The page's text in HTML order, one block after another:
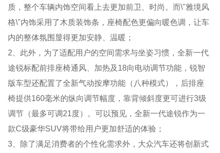
质，整个车辆内饰空间看上去更加前卫、时尚。而\"雅境风
格\"内饰采用了木质装饰条，座椅配色更偏向暖色调，让车
内的整体氛围显得更加安静、温暖；
2、此外，为了适配用户的空间需求与坐姿习惯，全新一代
途锐标配前排座椅通风、加热及18向电动调节功能，锐智
版车型还配置了全新气动按摩功能（八种模式），后排座
椅提供160毫米的纵向调节幅度，靠背倾斜度更可进行3级
调节（最多可调21度）。可以预见，全新一代途锐作为一
款C级豪华SUV将带给用户更加舒适的体验；
3、除了满足消费者的个性化需求外，大众汽车还将创新式